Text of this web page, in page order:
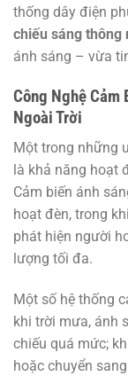
thống dây điện
chiếu sáng thông
ánh sáng – vừa
Công Nghệ Cảm
Ngoài Trời
Một trong những
là khả năng hoạt
Cảm biến ánh
hoạt đèn, trong
phát hiện người
lượng tối đa.
Một số hệ thống
khi trời mưa, ánh
chiếu quá mức;
hoặc chuyển